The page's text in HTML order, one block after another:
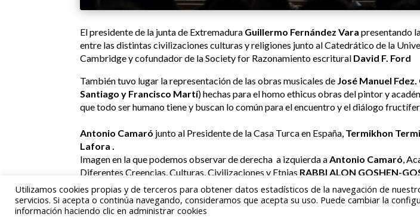
El presidente de la junta de Extremadura Guillermo Fernández Vara presentando
entre las distintas civilizaciones culturas y religiones junto al Catedrático de la
Cambridge y cofundador de la Society for Razonamiento escritural David F. Ford
También tuvo lugar la representación de las obras musicales de José Manuel
Santiago y Francisco Martí) hechas para el homo ethicus obras del pintor y
que todo ser humano tiene y buscan lo común para el encuentro y el diálogo
Antonio Camaró junto al Presidente de la Casa Turca en España, Termikhon
Lafora .
Imagen en la que podemos observar de derecha a izquierda aAntonio Camaró,
Diferentes Creencias, Culturas, Civilizaciones y Etnias RABBI ALON GOSHEN-
comunicación del Homo EthicusVicente Lafora.
Utilizamos cookies propias y de terceros para obtener datos estadísticos de la navegación de
servicios. Si acepta o continúa navegando, consideramos que acepta su uso. Puede cambiar la
información haciendo clic en administrar cookies